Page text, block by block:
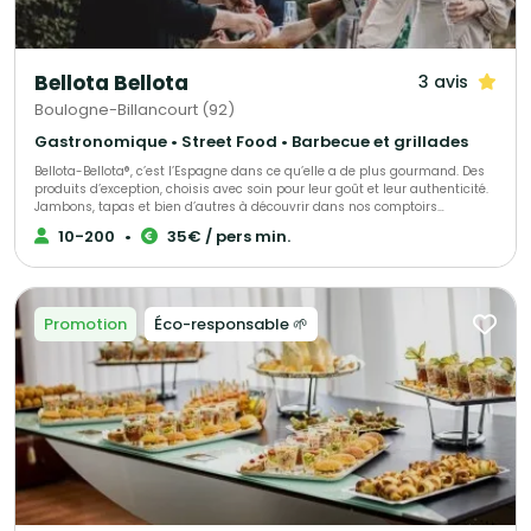
Bellota Bellota 3 avis
Boulogne-Billancourt (92)
Gastronomique • Street Food • Barbecue et grillades
Bellota-Bellota®, c’est l’Espagne dans ce qu’elle a de plus gourmand. Des
produits d’exception, choisis avec soin pour leur goût et leur authenticité.
Jambons, tapas et bien d’autres à découvrir dans nos comptoirs
parisiens, à partager ou emporter selon l’envie. Et pour vos moments
uniques, nous créons des événements sur mesure, alliant saveurs et
10-200 • 35€ / pers min.
Promotion Éco-responsable 🌱